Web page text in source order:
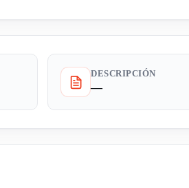
DESCRIPCIÓN
—